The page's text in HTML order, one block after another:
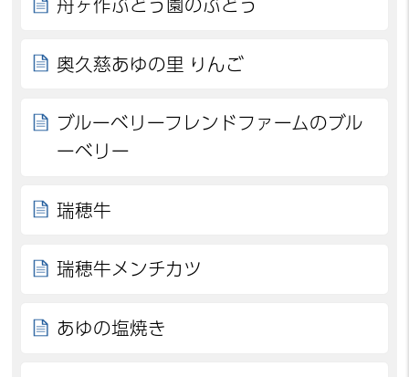
舟ヶ作ぶどう園のぶどう
奥久慈あゆの里 りんご
ブルーベリーフレンドファームのブル
ーベリー
瑞穂牛
瑞穂牛メンチカツ
あゆの塩焼き